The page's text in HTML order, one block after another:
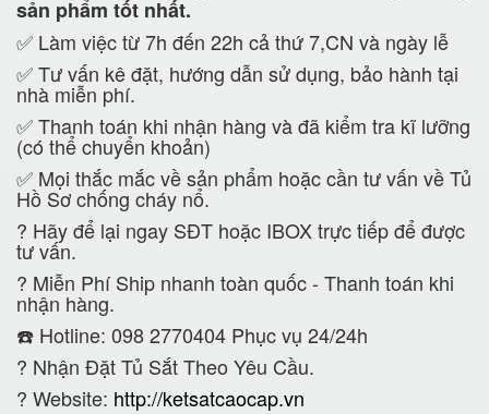
sản phẩm tốt nhất.
✅ Làm việc từ 7h đến 22h cả thứ 7,CN và ngày lễ
✅ Tư vấn kê đặt, hướng dẫn sử dụng, bảo hành tại
nhà miễn phí.
✅ Thanh toán khi nhận hàng và đã kiểm tra kĩ lưỡng
(có thể chuyển khoản)
✅ Mọi thắc mắc về sản phẩm hoặc cần tư vấn về Tủ
Hồ Sơ chống cháy nổ.
? Hãy để lại ngay SĐT hoặc IBOX trực tiếp để được
tư vấn.
? Miễn Phí Ship nhanh toàn quốc - Thanh toán khi
nhận hàng.
☎️ Hotline: 098 2770404 Phục vụ 24/24h
? Nhận Đặt Tủ Sắt Theo Yêu Cầu.
? Website: http://ketsatcaocap.vn